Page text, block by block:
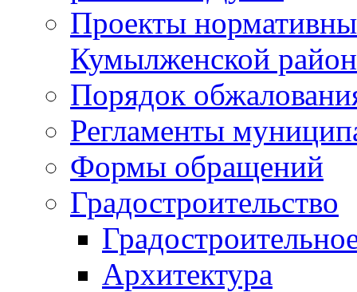
Проекты
Кумылженской
Порядок
Регламенты
Формы обращений
Градостроительство
Архитектура